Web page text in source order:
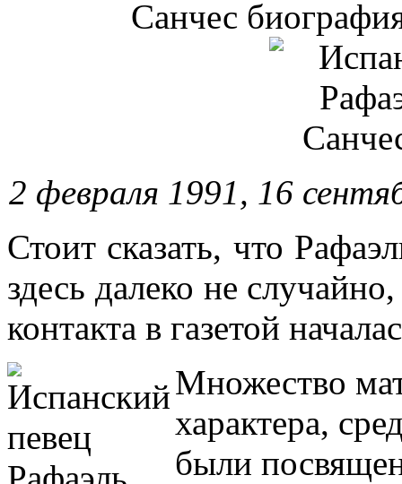
2 февраля 1991, 16
Стоит сказать, что
здесь далеко не
контакта в газетой
Множество
характера,
были